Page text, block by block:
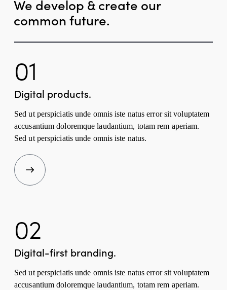
We develop & create our
common future.
01
Digital products.
Sed ut perspiciatis unde omnis iste natus error sit voluptatem
accusantium doloremque laudantium, totam rem aperiam.
Sed ut perspiciatis unde omnis iste natus.
02
Digital-first branding.
Sed ut perspiciatis unde omnis iste natus error sit voluptatem
accusantium doloremque laudantium, totam rem aperiam.